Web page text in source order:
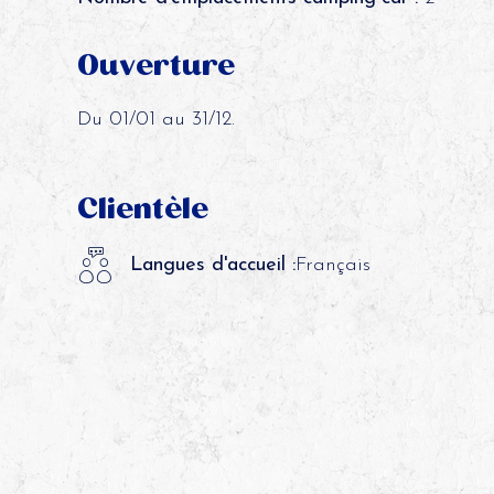
Ouverture
Du 01/01 au 31/12.
Clientèle
Langues d'accueil :Français